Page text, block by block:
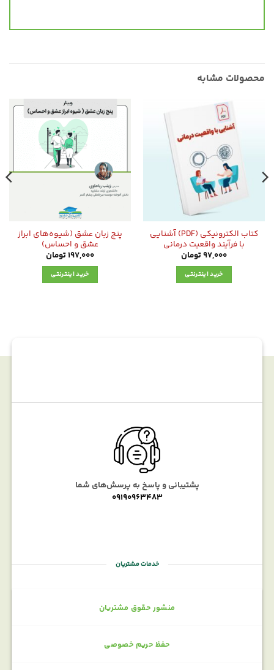
محصولات مشابه
کتاب الکترونیکی (PDF) آشنایی
با فرآیند واقعیت درمانی
97,000تومان
خرید اینترنتی
پنج زبان عشق (شیوه‌های ابراز
عشق و احساس)
197,000تومان
خرید اینترنتی
پشتیبانی و پاسخ به پرسش‌های شما
09190963483
خدمات مشتریان
منشور حقوق مشتریان
حفظ حریم خصوصی